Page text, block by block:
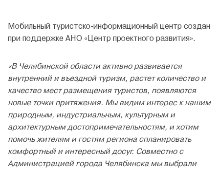
Мобильный туристско-информационный центр создан
при поддержке АНО «Центр проектного развития».
«В Челябинской области активно развивается
внутренний и въездной туризм, растет количество и
качество мест размещения туристов, появляются
новые точки притяжения. Мы видим интерес к нашим
природным, индустриальным, культурным и
архитектурным достопримечательностям, и хотим
помочь жителям и гостям региона спланировать
комфортный и интересный досуг. Совместно с
Администрацией города Челябинска мы выбрали